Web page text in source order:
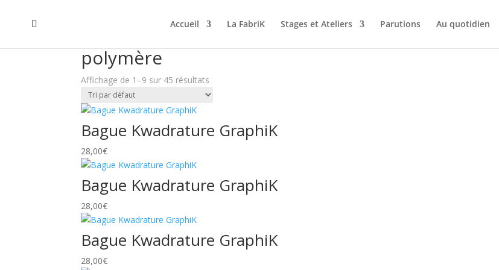
Accueil La FabriK Stages et Ateliers Parutions Au quotidien
polymère
Affichage de 1–9 sur 45 résultats
Bague Kwadrature GraphiK
28,00€
Bague Kwadrature GraphiK
28,00€
Bague Kwadrature GraphiK
28,00€